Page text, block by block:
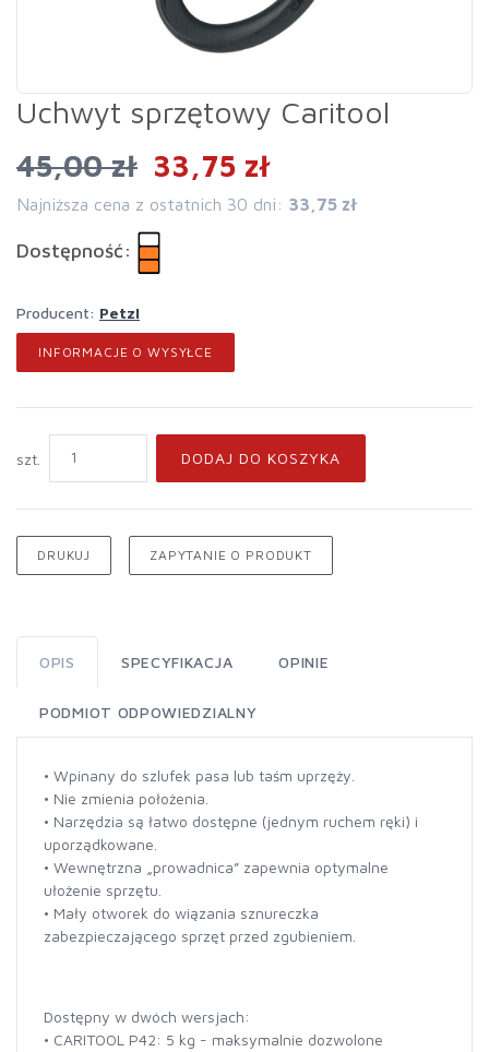
Uchwyt sprzętowy Caritool
45,00 zł 33,75 zł
Najniższa cena z ostatnich 30 dni: 33,75 zł
Dostępność:
Producent: Petzl
INFORMACJE O WYSYŁCE
szt. DODAJ DO KOSZYKA
DRUKUJ ZAPYTANIE O PRODUKT
OPIS SPECYFIKACJA OPINIE
PODMIOT ODPOWIEDZIALNY
• Wpinany do szlufek pasa lub taśm uprzęży.
• Nie zmienia położenia.
• Narzędzia są łatwo dostępne (jednym ruchem ręki) i
uporządkowane.
• Wewnętrzna „prowadnica” zapewnia optymalne
ułożenie sprzętu.
• Mały otworek do wiązania sznureczka
zabezpieczającego sprzęt przed zgubieniem.
Dostępny w dwóch wersjach:
• CARITOOL P42: 5 kg - maksymalnie dozwolone